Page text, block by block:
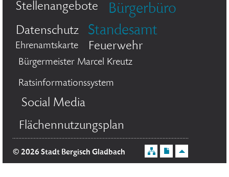
Stellenangebote Bürgerbüro
Datenschutz Standesamt
Ehrenamtskarte Feuerwehr
Bürgermeister Marcel Kreutz
Ratsinformationssystem
Social Media
Flächennutzungsplan
© 2026 Stadt Bergisch Gladbach